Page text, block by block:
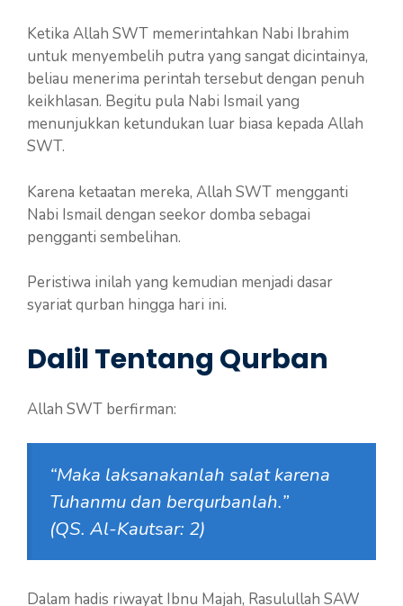
Ketika Allah SWT memerintahkan Nabi Ibrahim
untuk menyembelih putra yang sangat dicintainya,
beliau menerima perintah tersebut dengan penuh
keikhlasan. Begitu pula Nabi Ismail yang
menunjukkan ketundukan luar biasa kepada Allah
SWT.
Karena ketaatan mereka, Allah SWT mengganti
Nabi Ismail dengan seekor domba sebagai
pengganti sembelihan.
Peristiwa inilah yang kemudian menjadi dasar
syariat qurban hingga hari ini.
Dalil Tentang Qurban
Allah SWT berfirman:
“Maka laksanakanlah salat karena
Tuhanmu dan berqurbanlah.”
(QS. Al-Kautsar: 2)
Dalam hadis riwayat Ibnu Majah, Rasulullah SAW